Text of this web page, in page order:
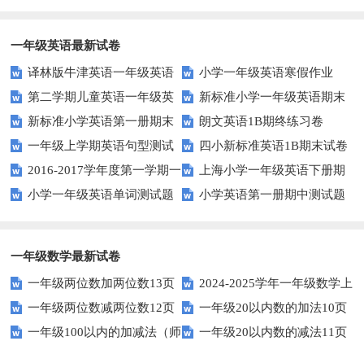
一年级英语最新试卷
译林版牛津英语一年级英语
1AB测试卷
小学一年级英语寒假作业
第二学期儿童英语一年级英
语期末试卷
新标准小学一年级英语期末
质量检测题
新标准小学英语第一册期末
测试题
朗文英语1B期终练习卷
一年级上学期英语句型测试
题
四小新标准英语1B期末试卷
2016-2017学年度第一学期一
起一年级英语期中试卷
上海小学一年级英语下册期
中试卷
小学一年级英语单词测试题 小学英语第一册期中测试题
一年级数学最新试卷
一年级两位数加两位数13页
2024-2025学年一年级数学上
册期末素养测评卷（考试版A4
人教版）
一年级两位数减两位数12页
一年级20以内数的加法10页
一年级100以内的加减法（师
一年级20以内数的减法11页